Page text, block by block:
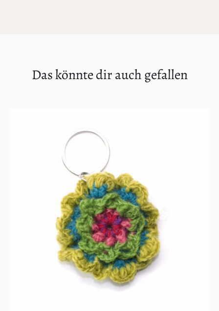
Das könnte dir auch gefallen
IN DEN WARENKORB
/